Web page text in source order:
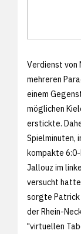
Verdienst von
mehreren
einem
möglichen
erstickte.
Spielminuten,
kompakte
Jallouz im
versucht
sorgte Patrick
der Rhein-
"virtuellen